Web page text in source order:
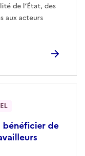
de l’État, des
aux acteurs
bénéficier de